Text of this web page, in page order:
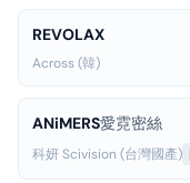
REVOLAX
Across (韓)
ANiMERS愛霓密絲
科妍 Scivision (台灣國產)